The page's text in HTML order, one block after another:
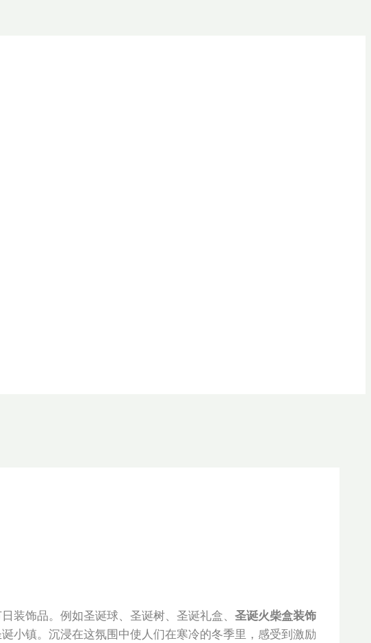
装饰品。例如圣诞球、圣诞树、圣诞礼盒、 圣诞火柴盒装饰
小镇。沉浸在这氛围中使人们在寒冷的冬季里，感受到激励